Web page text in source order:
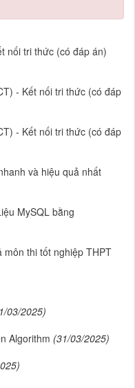
nối tri thức (có đáp án)
- Kết nối tri thức (có đáp
- Kết nối tri thức (có đáp
và hiệu quả nhất
MySQL bằng
môn thi tốt nghiệp THPT
03/2025)
Algorithm (31/03/2025)